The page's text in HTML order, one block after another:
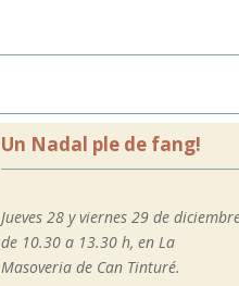
Un Nadal ple de fang!
Jueves 28 y viernes 29 de
de 10.30 a 13.30 h, en La
Masoveria de Can Tinturé.